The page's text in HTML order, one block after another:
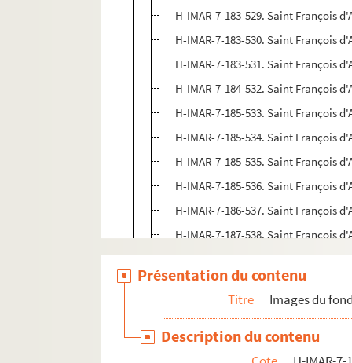
H-IMAR-7-183-529. Saint François
H-IMAR-7-183-530. Saint François
H-IMAR-7-183-531. Saint François
H-IMAR-7-184-532. Saint François
H-IMAR-7-185-533. Saint François
H-IMAR-7-185-534. Saint François
H-IMAR-7-185-535. Saint François
H-IMAR-7-185-536. Saint François
H-IMAR-7-186-537. Saint François
H-IMAR-7-187-538. Saint François
H-IMAR-7-187-539. Saint François
H-IMAR-7-187-540. Saint François
H-IMAR-7-187-541. Saint François
H-IMAR-7-187-542. Saint François
H-IMAR-7-187-543. Saint François
Présentation du contenu
Titre Images du
Description du contenu